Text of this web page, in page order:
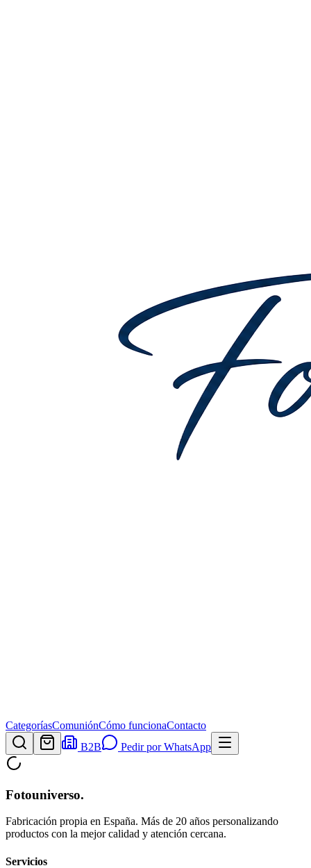
CategoríasComuniónCómo funcionaContacto
B2B
Pedir por WhatsApp
Fotouniverso.
Fabricación propia en España. Más de 20 años personalizando
productos con la mejor calidad y atención cercana.
Servicios